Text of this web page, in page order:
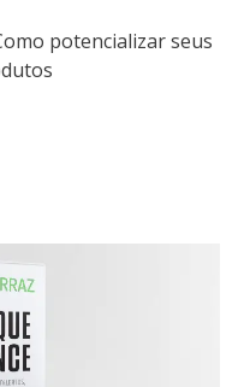
potencializar seus